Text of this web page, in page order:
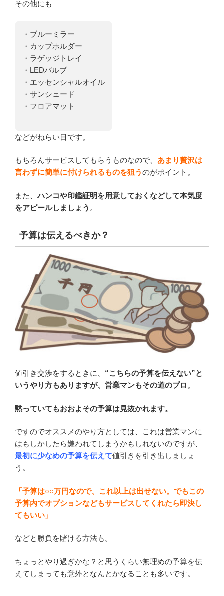
その他にも
・ブルーミラー
・カップホルダー
・ラゲッジトレイ
・LEDバルブ
・エッセンシャルオイル
・サンシェード
・フロアマット
などがねらい目です。
もちろんサービスしてもらうものなので、 あまり贅沢は
言わずに簡単に付けられるものを狙うのがポイント。
また、ハンコや印鑑証明を用意しておくなどして本気度
をアピールしましょう 。
予算は伝えるべきか？
値引き交渉をするときに、 “こちらの予算を伝えない”と
いうやり方もありますが、営業マンもその道のプロ 。
黙っていてもおおよその予算は見抜かれます。
ですのでオススメのやり方としては、これは営業マンに
はもしかしたら嫌われてしまうかもしれないのですが、
最初に少なめの予算を伝えて値引きを引き出しましょ
う。
「予算は○○万円なので、これ以上は出せない。でもこの
予算内でオプションなどもサービスしてくれたら即決し
てもいい」
などと勝負を賭ける方法も。
ちょっとやり過ぎかな？と思うくらい無理めの予算を伝
えてしまっても意外となんとかなることも多いです。